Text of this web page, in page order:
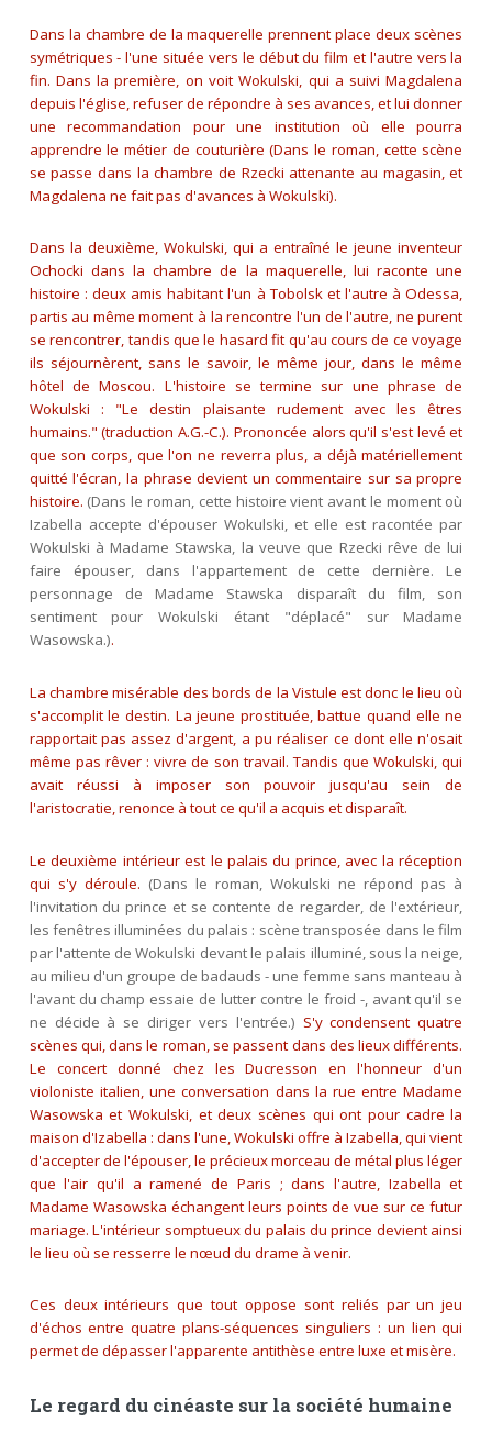
Dans la chambre de la maquerelle prennent place deux scènes
symétriques - l'une située vers le début du film et l'autre vers la
fin. Dans la première, on voit Wokulski, qui a suivi Magdalena
depuis l'église, refuser de répondre à ses avances, et lui donner
une recommandation pour une institution où elle pourra
apprendre le métier de couturière (Dans le roman, cette scène
se passe dans la chambre de Rzecki attenante au magasin, et
Magdalena ne fait pas d'avances à Wokulski).
Dans la deuxième, Wokulski, qui a entraîné le jeune inventeur
Ochocki dans la chambre de la maquerelle, lui raconte une
histoire : deux amis habitant l'un à Tobolsk et l'autre à Odessa,
partis au même moment à la rencontre l'un de l'autre, ne purent
se rencontrer, tandis que le hasard fit qu'au cours de ce voyage
ils séjournèrent, sans le savoir, le même jour, dans le même
hôtel de Moscou. L'histoire se termine sur une phrase de
Wokulski : "Le destin plaisante rudement avec les êtres
humains." (traduction A.G.-C.). Prononcée alors qu'il s'est levé et
que son corps, que l'on ne reverra plus, a déjà matériellement
quitté l'écran, la phrase devient un commentaire sur sa propre
histoire. (Dans le roman, cette histoire vient avant le moment où
Izabella accepte d'épouser Wokulski, et elle est racontée par
Wokulski à Madame Stawska, la veuve que Rzecki rêve de lui
faire épouser, dans l'appartement de cette dernière. Le
personnage de Madame Stawska disparaît du film, son
sentiment pour Wokulski étant "déplacé" sur Madame
Wasowska.).
La chambre misérable des bords de la Vistule est donc le lieu où
s'accomplit le destin. La jeune prostituée, battue quand elle ne
rapportait pas assez d'argent, a pu réaliser ce dont elle n'osait
même pas rêver : vivre de son travail. Tandis que Wokulski, qui
avait réussi à imposer son pouvoir jusqu'au sein de
l'aristocratie, renonce à tout ce qu'il a acquis et disparaît.
Le deuxième intérieur est le palais du prince, avec la réception
qui s'y déroule. (Dans le roman, Wokulski ne répond pas à
l'invitation du prince et se contente de regarder, de l'extérieur,
les fenêtres illuminées du palais : scène transposée dans le film
par l'attente de Wokulski devant le palais illuminé, sous la neige,
au milieu d'un groupe de badauds - une femme sans manteau à
l'avant du champ essaie de lutter contre le froid -, avant qu'il se
ne décide à se diriger vers l'entrée.) S'y condensent quatre
scènes qui, dans le roman, se passent dans des lieux différents.
Le concert donné chez les Ducresson en l'honneur d'un
violoniste italien, une conversation dans la rue entre Madame
Wasowska et Wokulski, et deux scènes qui ont pour cadre la
maison d'Izabella : dans l'une, Wokulski offre à Izabella, qui vient
d'accepter de l'épouser, le précieux morceau de métal plus léger
que l'air qu'il a ramené de Paris ; dans l'autre, Izabella et
Madame Wasowska échangent leurs points de vue sur ce futur
mariage. L'intérieur somptueux du palais du prince devient ainsi
le lieu où se resserre le nœud du drame à venir.
Ces deux intérieurs que tout oppose sont reliés par un jeu
d'échos entre quatre plans-séquences singuliers : un lien qui
permet de dépasser l'apparente antithèse entre luxe et misère.
Le regard du cinéaste sur la société humaine